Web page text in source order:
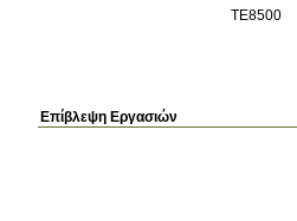
ΤΕ8500
Επίβλεψη Εργασιών